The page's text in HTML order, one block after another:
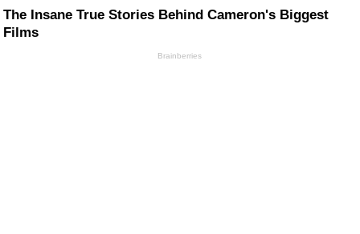
The Insane True Stories Behind Cameron's Biggest
Films
Brainberries